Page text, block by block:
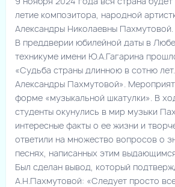
летие композитора, народной
Александры Николаевны Пахмутовой.
В преддверии юбилейной даты в
техникуме имени Ю.А.Гагарина
«Судьба страны длинною в сотню
Александры Пахмутовой».
форме «музыкальной шкатулки». В
студенты окунулись в мир музыки
интересные факты о ее жизни и
ответили на множество вопросов о
песнях, написанных этим
Был сделан вывод, который
А.Н.Пахмутовой: «Следует просто